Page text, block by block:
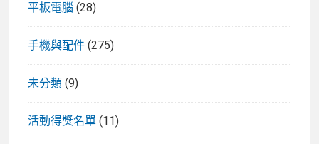
平板電腦 (28)
手機與配件 (275)
未分類 (9)
活動得獎名單 (11)